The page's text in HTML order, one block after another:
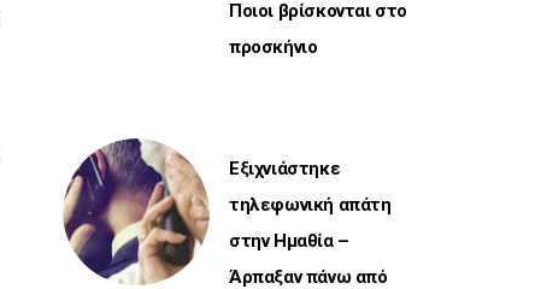
Ποιοι βρίσκονται στο
προσκήνιο
Εξιχνιάστηκε
τηλεφωνική απάτη
στην Ημαθία –
Άρπαξαν πάνω από